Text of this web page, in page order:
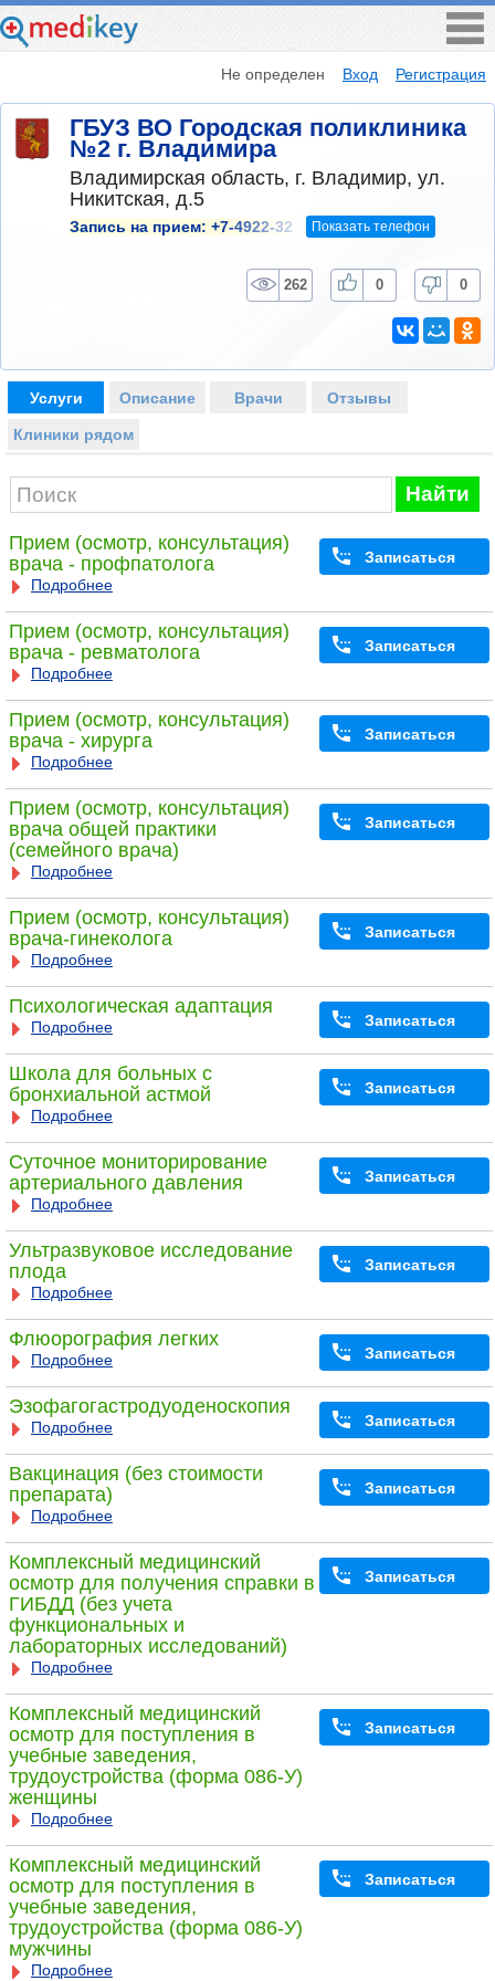
Не определен Вход Регистрация
ГБУЗ ВО Городская поликлиника
№2 г. Владимира
Владимирская область, г. Владимир, ул.
Никитская, д.5
Запись на прием: +7-4922-32 Показать телефон
262 0 0
Услуги Описание Врачи Отзывы
Клиники рядом
Найти
Прием (осмотр, консультация)
врача - профпатолога
Подробнее
Записаться
Прием (осмотр, консультация)
врача - ревматолога
Подробнее
Записаться
Прием (осмотр, консультация)
врача - хирурга
Подробнее
Записаться
Прием (осмотр, консультация)
врача общей практики
(семейного врача)
Подробнее
Записаться
Прием (осмотр, консультация)
врача-гинеколога
Подробнее
Записаться
Психологическая адаптация
Подробнее Записаться
Школа для больных с
бронхиальной астмой
Подробнее
Записаться
Суточное мониторирование
артериального давления
Подробнее
Записаться
Ультразвуковое исследование
плода
Подробнее
Записаться
Флюорография легких
Подробнее Записаться
Эзофагогастродуоденоскопия
Подробнее Записаться
Вакцинация (без стоимости
препарата)
Подробнее
Записаться
Комплексный медицинский
осмотр для получения справки в
ГИБДД (без учета
функциональных и
лабораторных исследований)
Подробнее
Записаться
Комплексный медицинский
осмотр для поступления в
учебные заведения,
трудоустройства (форма 086-У)
женщины
Подробнее
Записаться
Комплексный медицинский
осмотр для поступления в
учебные заведения,
трудоустройства (форма 086-У)
мужчины
Подробнее
Записаться